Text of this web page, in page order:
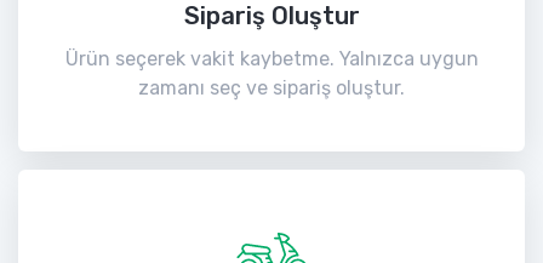
Sipariş Oluştur
Ürün seçerek vakit kaybetme. Yalnızca uygun
zamanı seç ve sipariş oluştur.